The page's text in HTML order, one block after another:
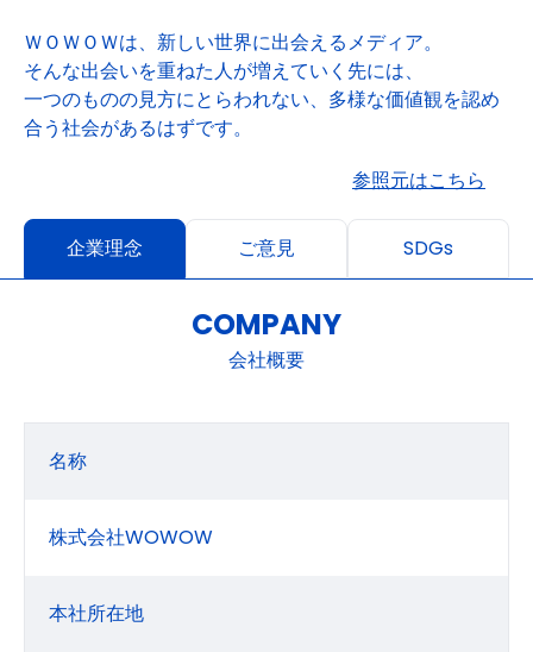
ＷＯＷＯＷは、新しい世界に出会えるメディア。
そんな出会いを重ねた人が増えていく先には、
一つのものの見方にとらわれない、多様な価値観を認め
合う社会があるはずです。
参照元はこちら
企業理念 ご意見 SDGs
COMPANY
会社概要
名称
株式会社WOWOW
本社所在地